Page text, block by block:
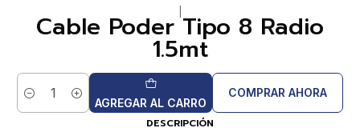
Cable Poder Tipo 8 Radio
1.5mt
Cantidad AGREGAR AL CARRO
COMPRAR AHORA
DESCRIPCIÓN